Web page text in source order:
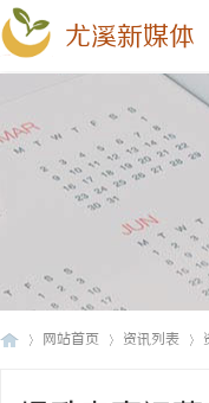
尤溪新媒体
网站首页 资讯列表